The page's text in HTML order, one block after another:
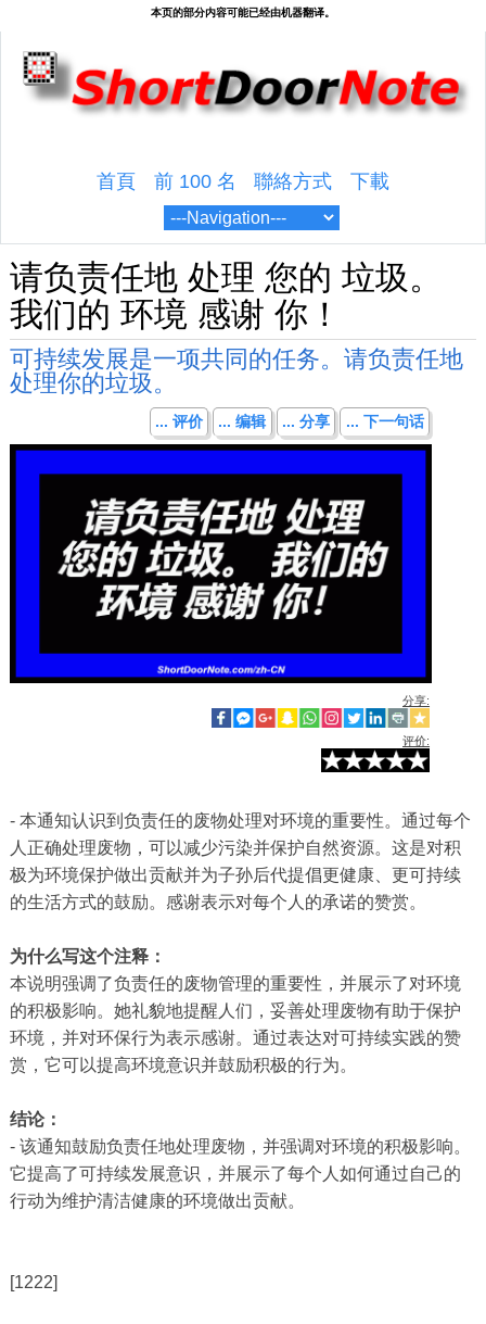
首頁 前 100 名 聯絡方式 下載
请负责任地 处理 您的 垃圾。
我们的 环境 感谢 你！
可持续发展是一项共同的任务。请负责任地
处理你的垃圾。
... 评价 ... 编辑 ... 分享 ... 下一句话
分享:
评价:
- 本通知认识到负责任的废物处理对环境的重要性。通过每个
人正确处理废物，可以减少污染并保护自然资源。这是对积
极为环境保护做出贡献并为子孙后代提倡更健康、更可持续
的生活方式的鼓励。感谢表示对每个人的承诺的赞赏。
为什么写这个注释：
本说明强调了负责任的废物管理的重要性，并展示了对环境
的积极影响。她礼貌地提醒人们，妥善处理废物有助于保护
环境，并对环保行为表示感谢。通过表达对可持续实践的赞
赏，它可以提高环境意识并鼓励积极的行为。
结论：
- 该通知鼓励负责任地处理废物，并强调对环境的积极影响。
它提高了可持续发展意识，并展示了每个人如何通过自己的
行动为维护清洁健康的环境做出贡献。
[1222]